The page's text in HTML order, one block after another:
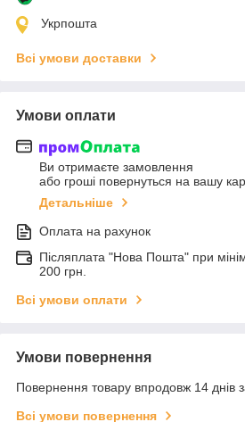
Укрпошта
Всі умови доставки
Умови оплати
Ви отримаєте замовлення
або гроші повернуться на вашу
Детальніше
Оплата на рахунок
Післяплата "Нова Пошта" при
200 грн.
Всі умови оплати
Умови повернення
Повернення товару впродовж 14 днів
Всі умови повернення